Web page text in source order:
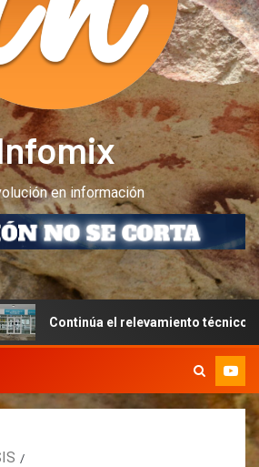
en información
el relevamiento técnico en Perito